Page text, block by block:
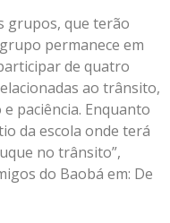
grupos, que terão
permanece em
de quatro
ao trânsito,
paciência. Enquanto
da escola onde terá
no trânsito”,
do Baobá em: De